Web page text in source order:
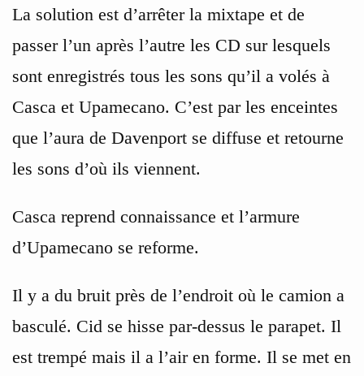
La solution est d’arrêter la mixtape et de
passer l’un après l’autre les CD sur lesquels
sont enregistrés tous les sons qu’il a volés à
Casca et Upamecano. C’est par les enceintes
que l’aura de Davenport se diffuse et retourne
les sons d’où ils viennent.
Casca reprend connaissance et l’armure
d’Upamecano se reforme.
Il y a du bruit près de l’endroit où le camion a
basculé. Cid se hisse par-dessus le parapet. Il
est trempé mais il a l’air en forme. Il se met en